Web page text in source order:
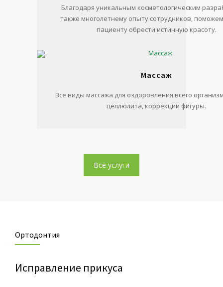
Благодаря уникальным косметологическим
также многолетнему опыту сотрудников,
пациенту обрести истинную красоту.
Массаж
Все виды массажа для оздоровления всего
целлюлита, коррекции фигуры.
Все услуги
Ортодонтия
Исправление прикуса